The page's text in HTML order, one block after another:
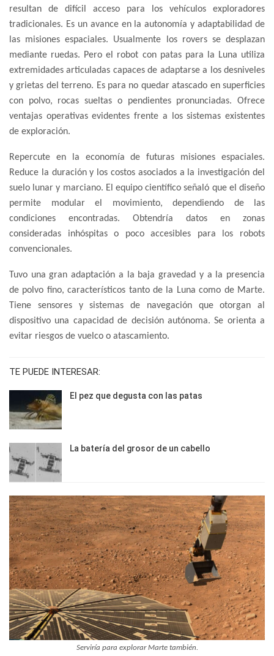
resultan de difícil acceso para los vehículos exploradores
tradicionales. Es un avance en la autonomía y adaptabilidad de
las misiones espaciales. Usualmente los rovers se desplazan
mediante ruedas. Pero el robot con patas para la Luna utiliza
extremidades articuladas capaces de adaptarse a los desniveles
y grietas del terreno. Es para no quedar atascado en superficies
con polvo, rocas sueltas o pendientes pronunciadas. Ofrece
ventajas operativas evidentes frente a los sistemas existentes
de exploración.
Repercute en la economía de futuras misiones espaciales.
Reduce la duración y los costos asociados a la investigación del
suelo lunar y marciano. El equipo científico señaló que el diseño
permite modular el movimiento, dependiendo de las
condiciones encontradas. Obtendría datos en zonas
consideradas inhóspitas o poco accesibles para los robots
convencionales.
Tuvo una gran adaptación a la baja gravedad y a la presencia
de polvo fino, característicos tanto de la Luna como de Marte.
Tiene sensores y sistemas de navegación que otorgan al
dispositivo una capacidad de decisión autónoma. Se orienta a
evitar riesgos de vuelco o atascamiento.
TE PUEDE INTERESAR:
El pez que degusta con las patas
La batería del grosor de un cabello
Serviría para explorar Marte también.